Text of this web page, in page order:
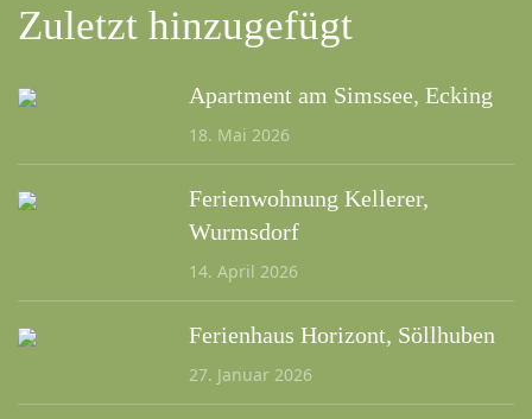
Zuletzt hinzugefügt
Apartment am Simssee, Ecking
18. Mai 2026
Ferienwohnung Kellerer,
Wurmsdorf
14. April 2026
Ferienhaus Horizont, Söllhuben
27. Januar 2026